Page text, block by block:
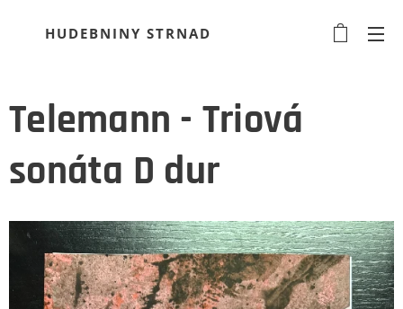
HUDEBNINY STRNAD
Telemann - Triová
sonáta D dur